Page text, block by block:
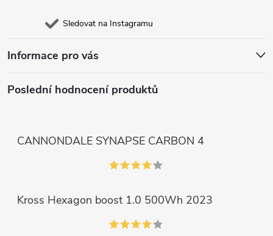
Sledovat na Instagramu
Informace pro vás
Poslední hodnocení produktů
CANNONDALE SYNAPSE CARBON 4
Kross Hexagon boost 1.0 500Wh 2023